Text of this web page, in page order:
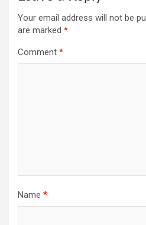
Your email address will not be
are marked *
Comment *
Name *